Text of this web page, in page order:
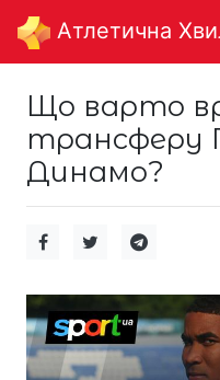
Aтлетична
Що варто
трансферу
Динамо?